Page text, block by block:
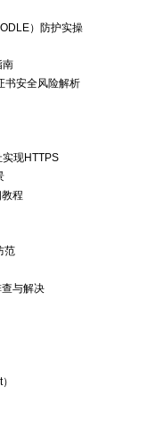
）防护实操
南
书安全风险解析
现HTTPS
程
范
与解决